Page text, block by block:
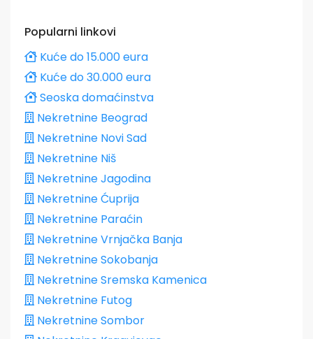
Popularni linkovi
Kuće do 15.000 eura
Kuće do 30.000 eura
Seoska domaćinstva
Nekretnine Beograd
Nekretnine Novi Sad
Nekretnine Niš
Nekretnine Jagodina
Nekretnine Ćuprija
Nekretnine Paraćin
Nekretnine Vrnjačka Banja
Nekretnine Sokobanja
Nekretnine Sremska Kamenica
Nekretnine Futog
Nekretnine Sombor